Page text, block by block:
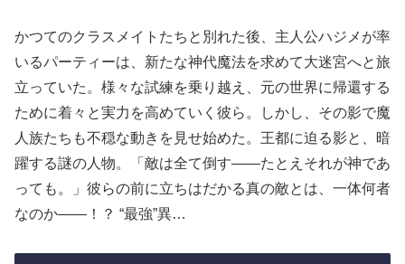
かつてのクラスメイトたちと別れた後、主人公ハジメが率
いるパーティーは、新たな神代魔法を求めて大迷宮へと旅
立っていた。様々な試練を乗り越え、元の世界に帰還する
ために着々と実力を高めていく彼ら。しかし、その影で魔
人族たちも不穏な動きを見せ始めた。王都に迫る影と、暗
躍する謎の人物。「敵は全て倒す――たとえそれが神であ
っても。」彼らの前に立ちはだかる真の敵とは、一体何者
なのか――！？ “最強”異…